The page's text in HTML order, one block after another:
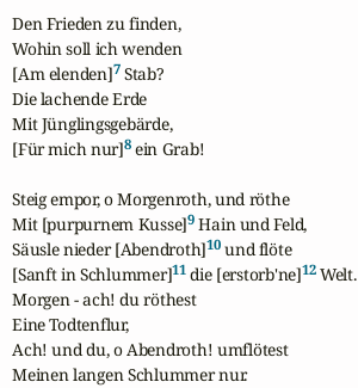
Den Frieden zu finden,
Wohin soll ich wenden
[Am elenden]7 Stab?
Die lachende Erde
Mit Jünglingsgebärde,
[Für mich nur]8 ein Grab!
Steig empor, o Morgenroth, und röthe
Mit [purpurnem Kusse]9 Hain und Feld,
Säusle nieder [Abendroth]10 und flöte
[Sanft in Schlummer]11 die [erstorb'ne]12 Welt.
Morgen - ach! du röthest
Eine Todtenflur,
Ach! und du, o Abendroth! umflötest
Meinen langen Schlummer nur.